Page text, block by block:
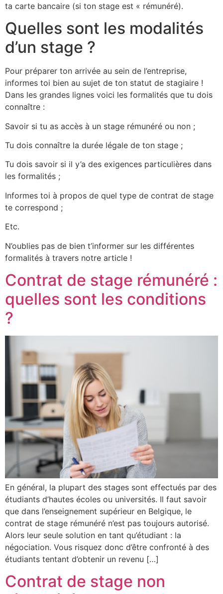
ta carte bancaire (si ton stage est « rémunéré).
Quelles sont les modalités
d’un stage ?
Pour préparer ton arrivée au sein de l’entreprise,
informes toi bien au sujet de ton statut de stagiaire !
Dans les grandes lignes voici les formalités que tu dois
connaître :
Savoir si tu as accès à un stage rémunéré ou non ;
Tu dois connaître la durée légale de ton stage ;
Tu dois savoir si il y’a des exigences particulières dans
les formalités ;
Informes toi à propos de quel type de contrat de stage
te correspond ;
Etc.
N’oublies pas de bien t’informer sur les différentes
formalités à travers notre article !
Contrat de stage rémunéré :
quelles sont les conditions
?
En général, la plupart des stages sont effectués par des
étudiants d’hautes écoles ou universités. Il faut savoir
que dans l’enseignement supérieur en Belgique, le
contrat de stage rémunéré n’est pas toujours autorisé.
Alors leur seule solution en tant qu’étudiant : la
négociation. Vous risquez donc d’être confronté à des
étudiants tentant d’obtenir un revenu […]
Contrat de stage non